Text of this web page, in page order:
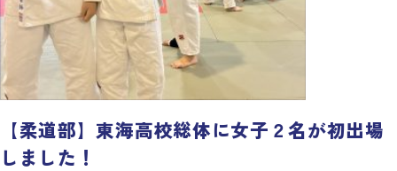
【柔道部】東海高校総体に女子２名が初出場
しました！